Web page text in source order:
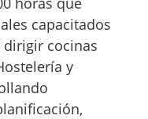
capacitados
dirigir cocinas
y